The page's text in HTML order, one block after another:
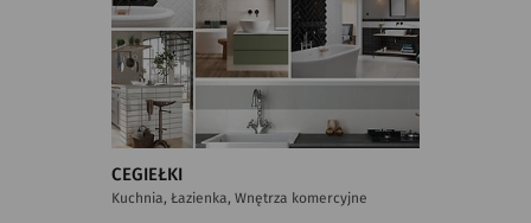
CEGIEŁKI
Kuchnia, Łazienka, Wnętrza komercyjne